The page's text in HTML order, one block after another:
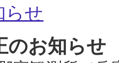
らせ
のお知らせ